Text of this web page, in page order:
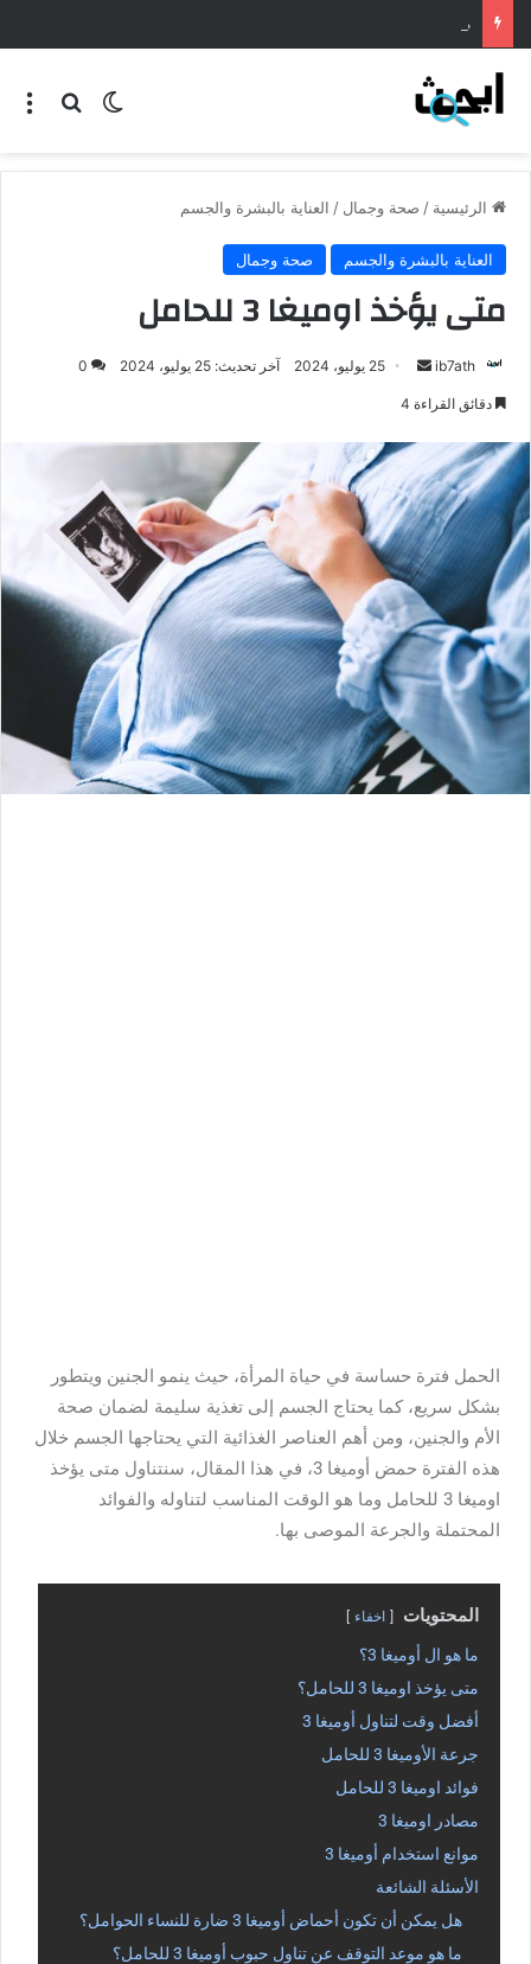
طريقة عمل المنسف الاردني
الرئيسية / صحة وجمال / العناية بالبشرة والجسم
العناية بالبشرة والجسم صحة وجمال
متى يؤخذ اوميغا 3 للحامل
ib7ath 25 يوليو، 2024 آخر تحديث: 25 يوليو، 2024 0
دقائق القراءة 4
الحمل فترة حساسة في حياة المرأة، حيث ينمو الجنين ويتطور
بشكل سريع، كما يحتاج الجسم إلى تغذية سليمة لضمان صحة
الأم والجنين، ومن أهم العناصر الغذائية التي يحتاجها الجسم خلال
هذه الفترة حمض أوميغا 3، في هذا المقال، سنتناول متى يؤخذ
اوميغا 3 للحامل وما هو الوقت المناسب لتناوله والفوائد
المحتملة والجرعة الموصى بها.
المحتويات اخفاء
ما هو ال أوميغا 3؟
متى يؤخذ اوميغا 3 للحامل؟
أفضل وقت لتناول أوميغا 3
جرعة الأوميغا 3 للحامل
فوائد اوميغا 3 للحامل
مصادر اوميغا 3
موانع استخدام أوميغا 3
الأسئلة الشائعة
هل يمكن أن تكون أحماض أوميغا 3 ضارة للنساء الحوامل؟
ما هو موعد التوقف عن تناول حبوب أوميغا 3 للحامل؟